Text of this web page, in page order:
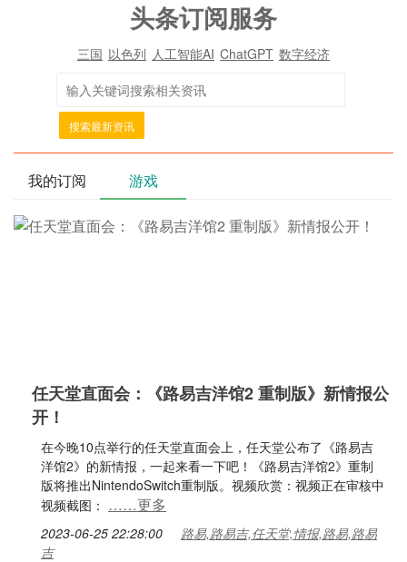
头条订阅服务
三国 以色列 人工智能AI ChatGPT 数字经济
搜索最新资讯
我的订阅 游戏
任天堂直面会：《路易吉洋馆2 重制版》新情报公
开！
在今晚10点举行的任天堂直面会上，任天堂公布了《路易吉
洋馆2》的新情报，一起来看一下吧！《路易吉洋馆2》重制
版将推出NintendoSwitch重制版。视频欣赏：视频正在审核中
视频截图： ……更多
2023-06-25 22:28:00
路易,路易吉,任天堂,情报,路易,路易
吉